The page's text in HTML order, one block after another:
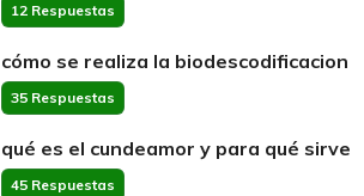
12 Respuestas
cómo se realiza la biodescodificacion
35 Respuestas
qué es el cundeamor y para qué sirve
45 Respuestas